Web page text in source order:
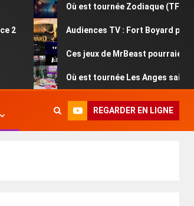
Où est tournée Zodiaque (TF1) ?
Audiences TV : Fort Boyard perd
Ces jeux de MrBeast pourraient
Où est tournée Les Anges saison
REGARDER EN LIGNE